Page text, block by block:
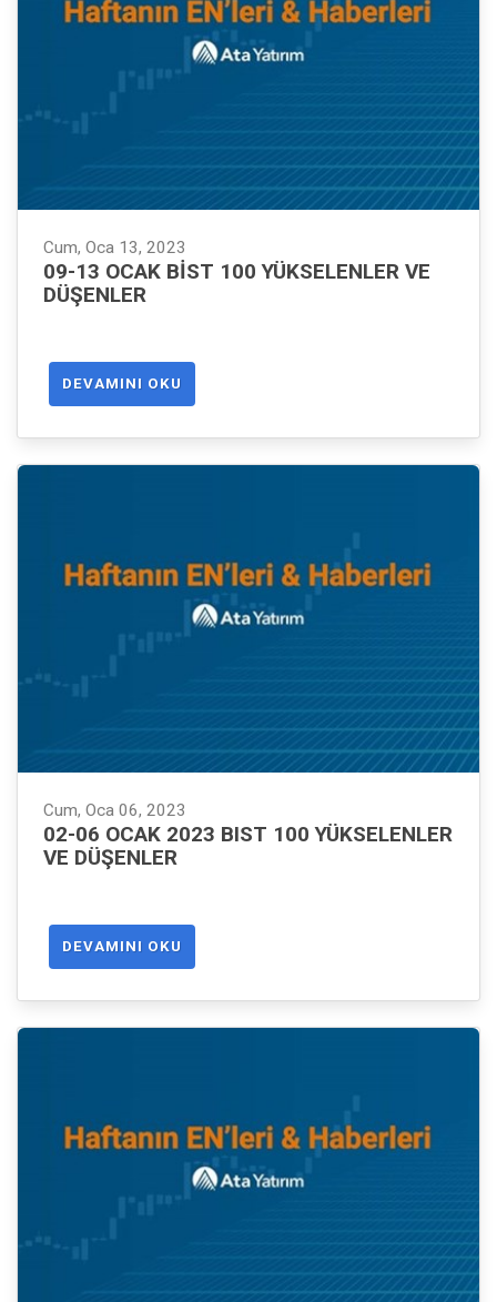
Cum, Oca 13, 2023
09-13 OCAK BIST 100 YÜKSELENLER VE
DÜŞENLER
DEVAMINI OKU
Cum, Oca 06, 2023
02-06 OCAK 2023 BIST 100 YÜKSELENLER
VE DÜŞENLER
DEVAMINI OKU